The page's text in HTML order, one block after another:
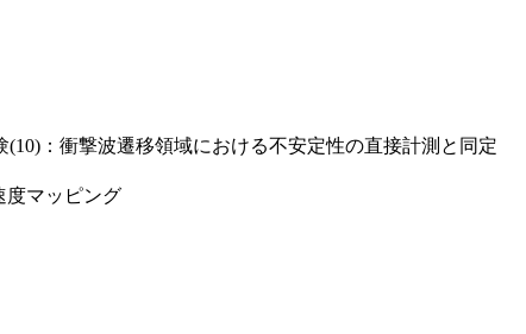
：衝撃波遷移領域における不安定性の直接計測と同定
度マッピング